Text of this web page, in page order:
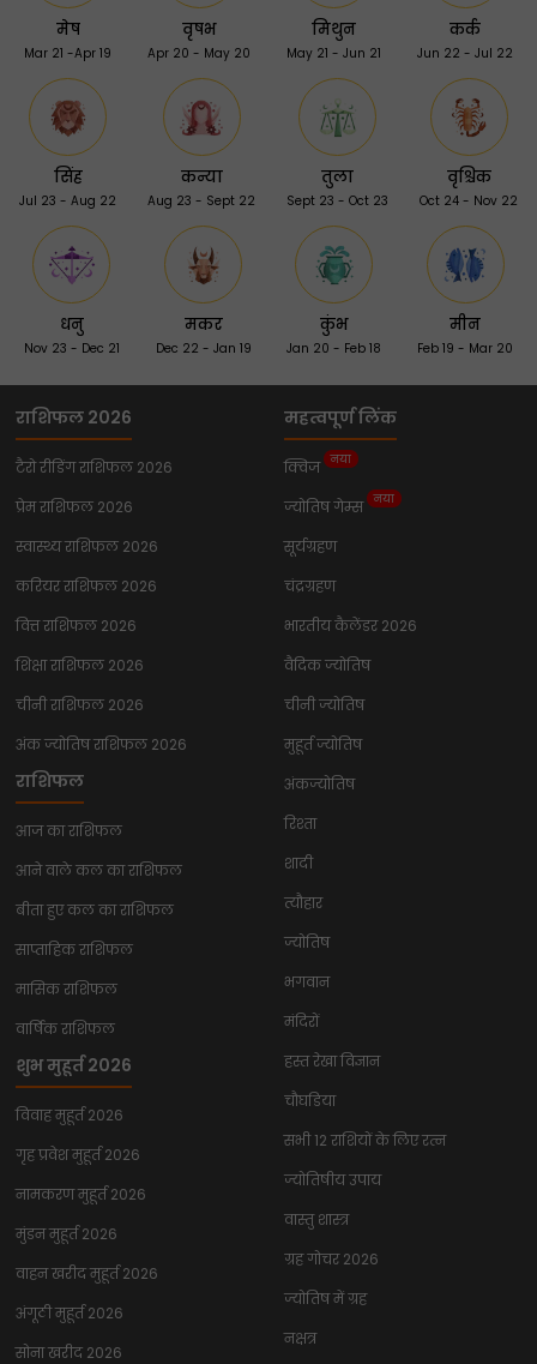
मेष
Mar 21 -Apr 19
वृषभ
Apr 20 - May 20
मिथुन
May 21 - Jun 21
कर्क
Jun 22 - Jul 22
सिंह
Jul 23 - Aug 22
कन्या
Aug 23 - Sept 22
तुला
Sept 23 - Oct 23
वृश्चिक
Oct 24 - Nov 22
धनु
Nov 23 - Dec 21
मकर
Dec 22 - Jan 19
कुंभ
Jan 20 - Feb 18
मीन
Feb 19 - Mar 20
राशिफल 2026
टैरो रीडिंग राशिफल 2026
प्रेम राशिफल 2026
स्वास्थ्य राशिफल 2026
करियर राशिफल 2026
वित्त राशिफल 2026
शिक्षा राशिफल 2026
चीनी राशिफल 2026
अंक ज्योतिष राशिफल 2026
राशिफल
आज का राशिफल
आने वाले कल का राशिफल
बीता हुए कल का राशिफल
साप्ताहिक राशिफल
मासिक राशिफल
वार्षिक राशिफल
शुभ मुहूर्त 2026
विवाह मुहूर्त 2026
गृह प्रवेश मुहूर्त 2026
नामकरण मुहूर्त 2026
मुंडन मुहूर्त 2026
वाहन खरीद मुहूर्त 2026
अंगूठी मुहूर्त 2026
सोना खरीद 2026
महत्वपूर्ण लिंक
क्विज नया
ज्योतिष गेम्स नया
सूर्यग्रहण
चंद्रग्रहण
भारतीय कैलेंडर 2026
वैदिक ज्योतिष
चीनी ज्योतिष
मुहूर्त ज्योतिष
अंकज्योतिष
रिश्ता
शादी
त्यौहार
ज्योतिष
भगवान
मंदिरों
हस्त रेखा विज्ञान
चौघडिया
सभी 12 राशियों के लिए रत्न
ज्योतिषीय उपाय
वास्तु शास्त्र
ग्रह गोचर 2026
ज्योतिष में ग्रह
नक्षत्र